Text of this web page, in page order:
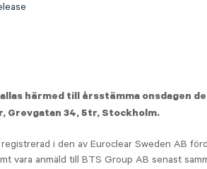
härmed till årsstämma onsdagen
Grevgatan 34, 5tr, Stockholm.
i den av Euroclear Sweden AB
vara anmäld till BTS Group AB senast